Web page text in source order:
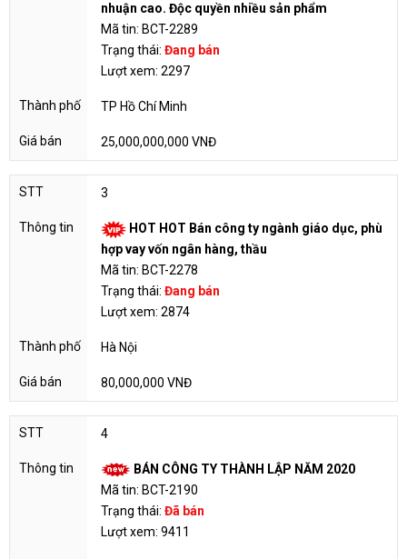
nhuận cao. Độc quyền nhiều sản phẩm
Mã tin: BCT-2289
Trạng thái: Đang bán
Lượt xem: 2297
TP Hồ Chí Minh
25,000,000,000 VNĐ
3
HOT HOT Bán công ty ngành giáo dục, phù
hợp vay vốn ngân hàng, thầu
Mã tin: BCT-2278
Trạng thái: Đang bán
Lượt xem: 2874
Hà Nội
80,000,000 VNĐ
4
BÁN CÔNG TY THÀNH LẬP NĂM 2020
Mã tin: BCT-2190
Trạng thái: Đã bán
Lượt xem: 9411